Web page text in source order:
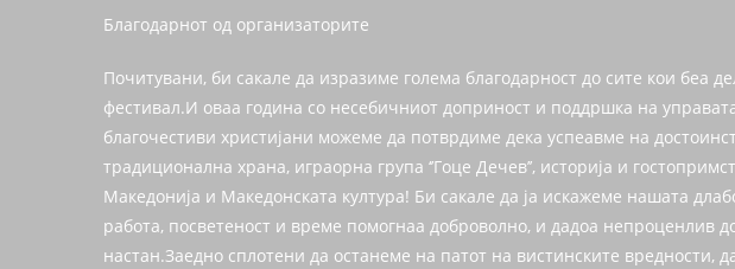
Благодарнот од организаторите
Почитувани, би сакале да изразиме голема благодарност до сите кои беа
фестивал.И оваа година со несебичниот доприност и поддршка на
благочестиви христијани можеме да потврдиме дека успеавме на
традиционална храна, играорна група ‘’Гоце Дечев’’, историја и
Македонија и Македонската култура! Би сакале да ја искажеме нашата
работа, посветеност и време помогнаа доброволно, и дадоа непроценлив
настан.Заедно сплотени да останеме на патот на вистинските вредности,